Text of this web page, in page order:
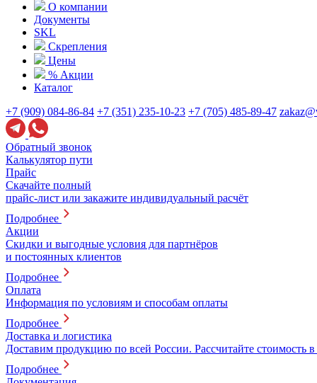
О компании
Документы
SKL
Скрепления
Цены
% Акции
Каталог
+7 (909) 084-86-84 +7 (351) 235-10-23 +7 (705) 485-89-47
Обратный звонок
Калькулятор пути
Прайс
Скачайте полный
прайс-лист или закажите индивидуальный расчёт
Подробнее
Акции
Скидки и выгодные условия для партнёров
и постоянных клиентов
Подробнее
Оплата
Информация по условиям и способам оплаты
Подробнее
Доставка и логистика
Доставим продукцию по всей России. Рассчитайте стоимость в
Подробнее